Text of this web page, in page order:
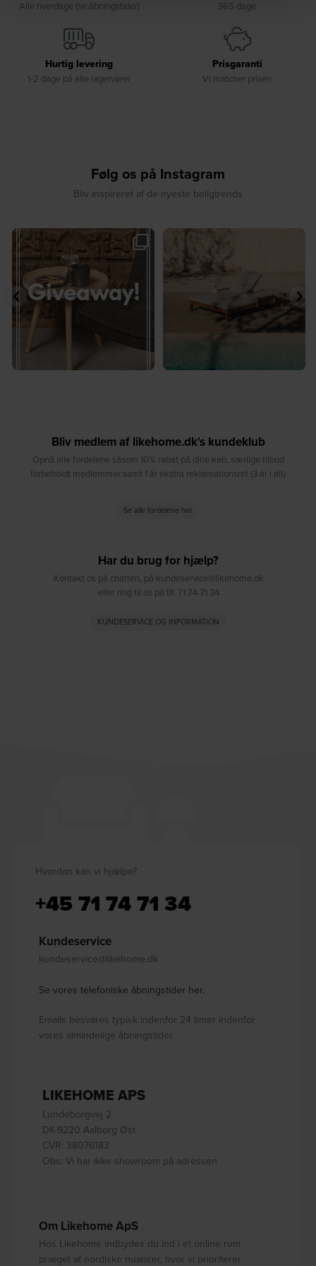
Alle hverdage (se åbningstider) 365 dage
Hurtig levering
1-2 dage på alle lagervarer
Prisgaranti
Vi matcher prisen
Følg os på Instagram
Bliv inspireret af de nyeste boligtrends
🎉 GIVEAWAY 🎉⁠
Vind det stilfulde Sasha...
220 237
☀️ Sommerens favorit til terrassen ☀️⁠
8 0
Bliv medlem af likehome.dk's kundeklub
Opnå alle fordelene såsom 10% rabat på dine køb, særlige tilbud
forbeholdt medlemmer samt 1 år ekstra reklamationsret (3 år i alt)
Se alle fordelene her
Har du brug for hjælp?
Kontakt os på chatten, på kundeservice@likehome.dk
eller ring til os på tlf. 71 74 71 34
KUNDESERVICE OG INFORMATION
Hvordan kan vi hjælpe?
+45 71 74 71 34
Kundeservice
kundeservice@likehome.dk
Se vores telefoniske åbningstider her.
Emails besvares typisk indenfor 24 timer indenfor
vores almindelige åbningstider.
LIKEHOME APS
Lundeborgvej 2
DK-9220 Aalborg Øst
CVR: 38076183
Obs: Vi har ikke showroom på adressen
Om Likehome ApS
Hos Likehome indbydes du ind i et online rum
præget af nordiske nuancer, hvor vi prioriterer